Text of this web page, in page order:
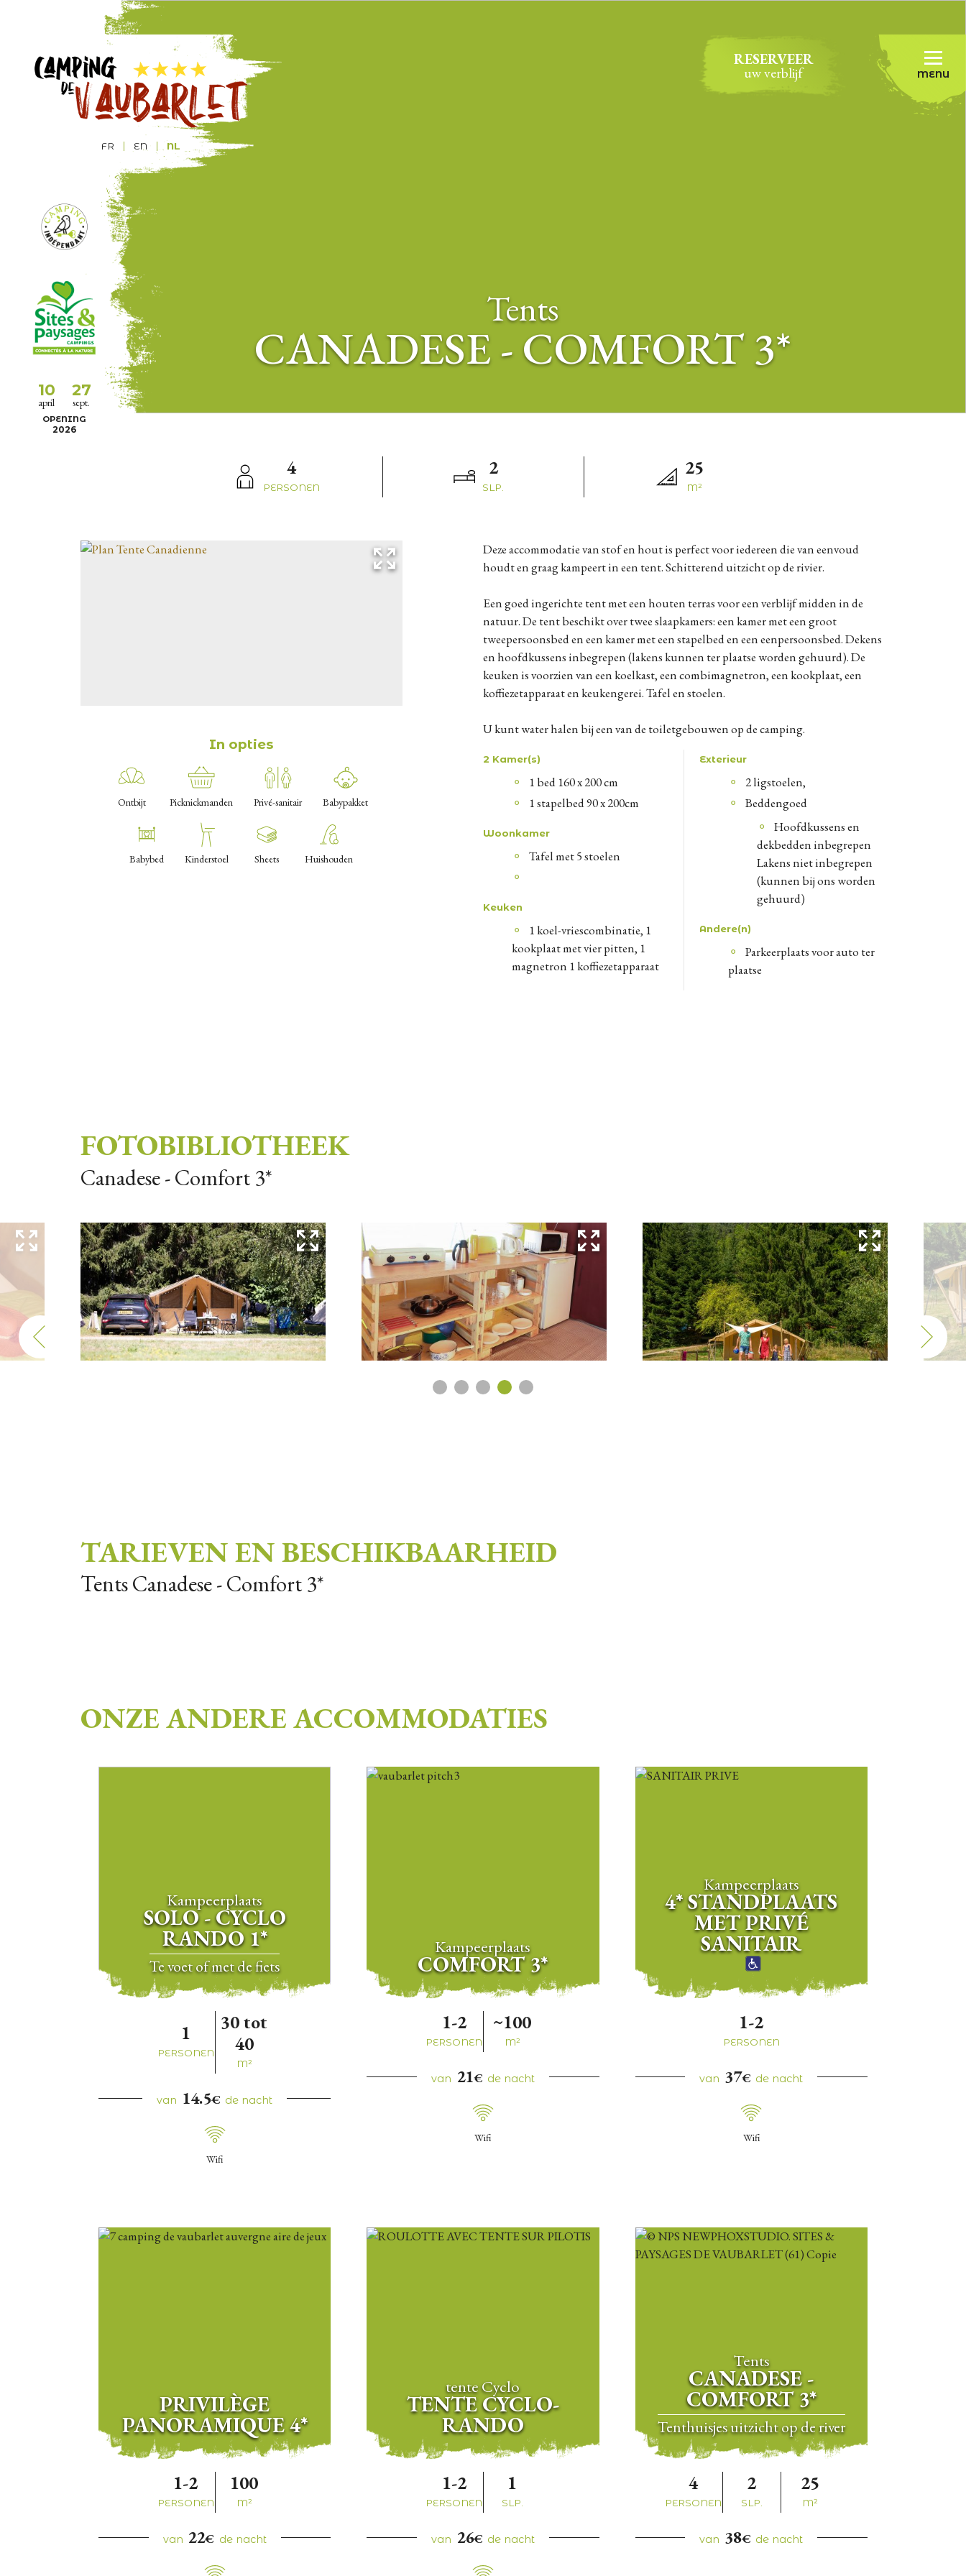
MENU
RESERVEER
uw verblijf
FR EN NL
10
april
27
sept.
OPENING
2026
Tents
CANADESE - COMFORT 3*
4
PERSONEN
2
SLP.
25
M²
In opties
Ontbijt Picknickmanden Privé-sanitair Babypakket
Babybed Kinderstoel Sheets Huishouden
Deze accommodatie van stof en hout is perfect voor iedereen die van eenvoud
houdt en graag kampeert in een tent. Schitterend uitzicht op de rivier.
Een goed ingerichte tent met een houten terras voor een verblijf midden in de
natuur. De tent beschikt over twee slaapkamers: een kamer met een groot
tweepersoonsbed en een kamer met een stapelbed en een eenpersoonsbed. Dekens
en hoofdkussens inbegrepen (lakens kunnen ter plaatse worden gehuurd). De
keuken is voorzien van een koelkast, een combimagnetron, een kookplaat, een
koffiezetapparaat en keukengerei. Tafel en stoelen.
U kunt water halen bij een van de toiletgebouwen op de camping.
2 Kamer(s)
1 bed 160 x 200 cm
1 stapelbed 90 x 200cm
Woonkamer
Tafel met 5 stoelen
Keuken
1 koel-vriescombinatie, 1
kookplaat met vier pitten, 1
magnetron 1 koffiezetapparaat
Exterieur
2 ligstoelen,
Beddengoed
Hoofdkussens en
dekbedden inbegrepen
Lakens niet inbegrepen
(kunnen bij ons worden
gehuurd)
Andere(n)
Parkeerplaats voor auto ter
plaatse
FOTOBIBLIOTHEEK
Canadese - Comfort 3*
TARIEVEN EN BESCHIKBAARHEID
Tents Canadese - Comfort 3*
ONZE ANDERE ACCOMMODATIES
Kampeerplaats
SOLO - CYCLO
RANDO 1*
te voet of met de fiets
1
PERSONEN
30 tot
40
M²
van 14.5€ de nacht
Wifi
Kampeerplaats
COMFORT 3*
1-2
PERSONEN
~100
M²
van 21€ de nacht
Wifi
Kampeerplaats
4* STANDPLAATS
MET PRIVÉ
SANITAIR
1-2
PERSONEN
van 37€ de nacht
Wifi
PRIVILÈGE
PANORAMIQUE 4*
1-2
PERSONEN
100
M²
van 22€ de nacht
tente Cyclo
TENTE CYCLO-
RANDO
1-2
PERSONEN
1
SLP.
van 26€ de nacht
Tents
CANADESE -
COMFORT 3*
Tenthuisjes uitzicht op de river
4
PERSONEN
2
SLP.
25
M²
van 38€ de nacht